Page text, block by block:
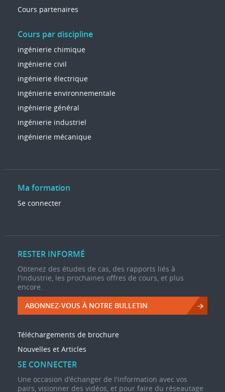
Cours partenaires
Cours par discipline
ingénierie chimique
ingénierie civil
ingénierie électrique
ingénierie environnementale
ingénierie général
ingénierie industriel
ingénierie mécanique
Ma formation
Se connecter
RESTER INFORMÉ
Obtenez des études de cas, des rapports liés à
l'industrie, les prochaines offres de cours, et plus
encore.
ABONNEZ-VOUS À NOTRE BULLETIN
Téléchargements de brochure
Nouvelles et Articles
SE CONNECTER
Une occasion d'échanger de l'information avec vos
pairs, visionner des vidéos, et pour faire du réseautage